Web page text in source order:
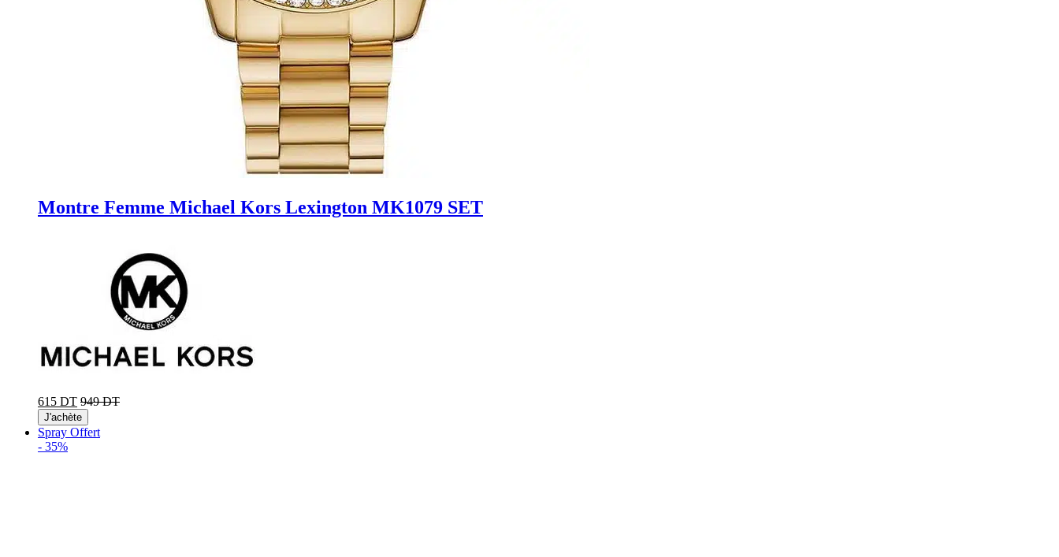
Montre Femme Michael Kors Lexington MK1079 SET
615 DT 949 DT
J'achète
Spray Offert
- 35%